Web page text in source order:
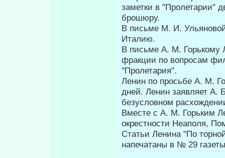
заметки в "Пролетарии"
бро­шюру.
В письме М. И.
Италию.
В письме А. М. Горькому
фракции по вопросам
"Пролетария".
Ленин по просьбе А. М.
дней. Ленин заявляет А.
безусловном
Вместе с А. М. Горьким
окрестности Неаполя,
Статьи Ленина "По
напечатаны в № 29